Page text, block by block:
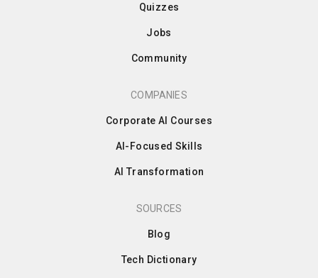
Quizzes
Jobs
Community
COMPANIES
Corporate AI Courses
AI-Focused Skills
AI Transformation
SOURCES
Blog
Tech Dictionary